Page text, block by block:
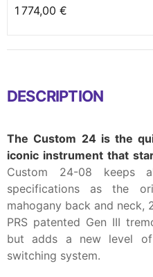
1 774,00 €
DESCRIPTION
The Custom 24 is the
iconic instrument that
Custom 24-08 keeps
specifications as the
mahogany back and neck,
PRS patented Gen III
but adds a new level
switching system.